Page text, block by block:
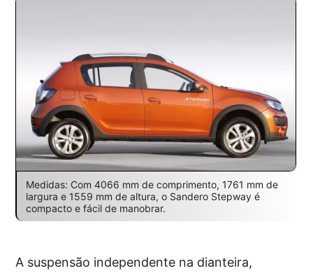
Medidas: Com 4066 mm de comprimento, 1761 mm de
largura e 1559 mm de altura, o Sandero Stepway é
compacto e fácil de manobrar.
A suspensão independente na dianteira,